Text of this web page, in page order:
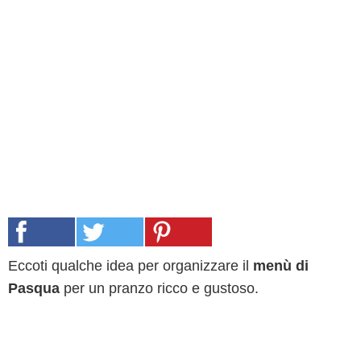
Eccoti qualche idea per organizzare il menù di
Pasqua per un pranzo ricco e gustoso.